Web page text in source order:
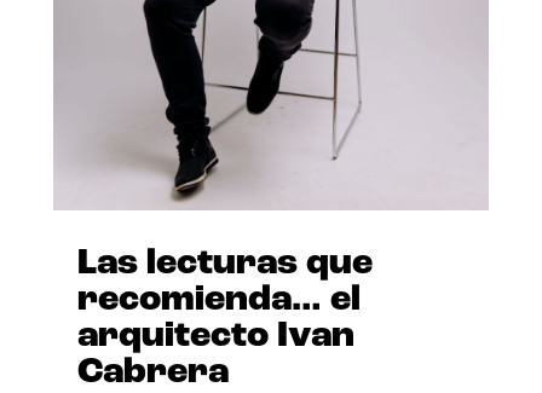
Las lecturas que
recomienda… el
arquitecto Ivan
Cabrera